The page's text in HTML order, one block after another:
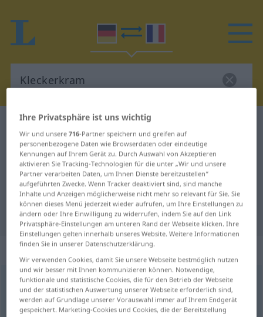
Deutsch-Französisch Wörterbuch
Deutsch-Französisch Übersetzung
für "Kleckerkram"
"Kleckerkram" Französisch
Übersetzung
„Kleckerkram“: Maskulinum
Kleckerkramm UMG PEJ
Übersicht aller Übersetzungen
Ihre Privatsphäre ist uns wichtig
Wir und unsere716-Partner speichern und greifen auf
personenbezogene Daten wie Browserdaten oder eindeutige
Kennungen auf Ihrem Gerät zu. Durch Auswahl von Akzeptieren
aktivieren Sie Tracking-Technologien für die unter „Wir und unsere
Partner verarbeiten Daten, um Ihnen Dienste bereitzustellen“
aufgeführten Zwecke. Wenn Tracker deaktiviert sind, sind manche
Inhalte und Anzeigen möglicherweise nicht mehr so relevant für Sie. Sie
können dieses Menü jederzeit wieder aufrufen, um Ihre Einstellungen zu
ändern oder Ihre Einwilligung zu widerrufen, indem Sie auf den Link
Privatsphäre-Einstellungen am unteren Rand der Webseite klicken. Ihre
Einstellungen gelten innerhalb unseres Website. Weitere Informationen
finden Sie in unserer Datenschutzerklärung.
Wir verwenden Cookies, damit Sie unsere Webseite bestmöglich nutzen
und wir besser mit Ihnen kommunizieren können. Notwendige,
funktionale und statistische Cookies, die für den Betrieb der Webseite
und der statistischen Auswertung unserer Webseite erforderlich sind,
werden auf Grundlage unserer Vorauswahl immer auf Ihrem Endgerät
gespeichert. Marketing-Cookies und Cookies, die der Bereitstellung